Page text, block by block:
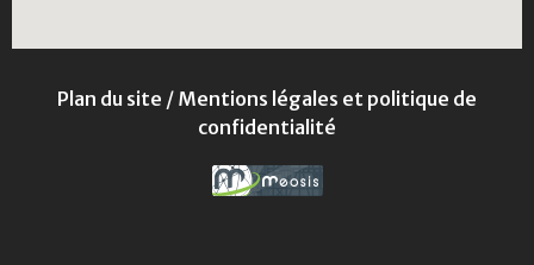
Plan du site / Mentions légales et politique de
confidentialité